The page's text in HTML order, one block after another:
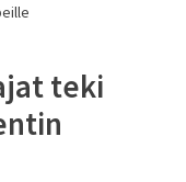
teki